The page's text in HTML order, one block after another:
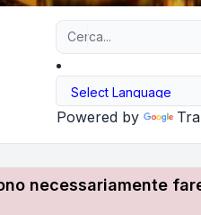
Powered by
necessariamente